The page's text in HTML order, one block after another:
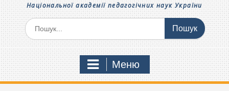
Національної академії педагогічних наук України
Шукати:
Меню